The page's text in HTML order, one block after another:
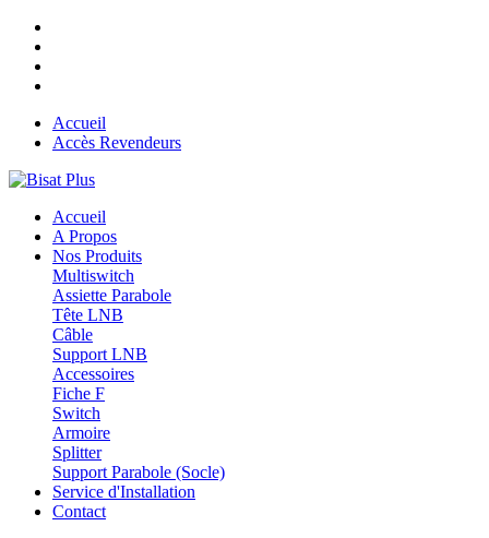
Accueil
Accès Revendeurs
Accueil
A Propos
Nos Produits
Multiswitch
Assiette Parabole
Tête LNB
Câble
Support LNB
Accessoires
Fiche F
Switch
Armoire
Splitter
Support Parabole (Socle)
Service d'Installation
Contact